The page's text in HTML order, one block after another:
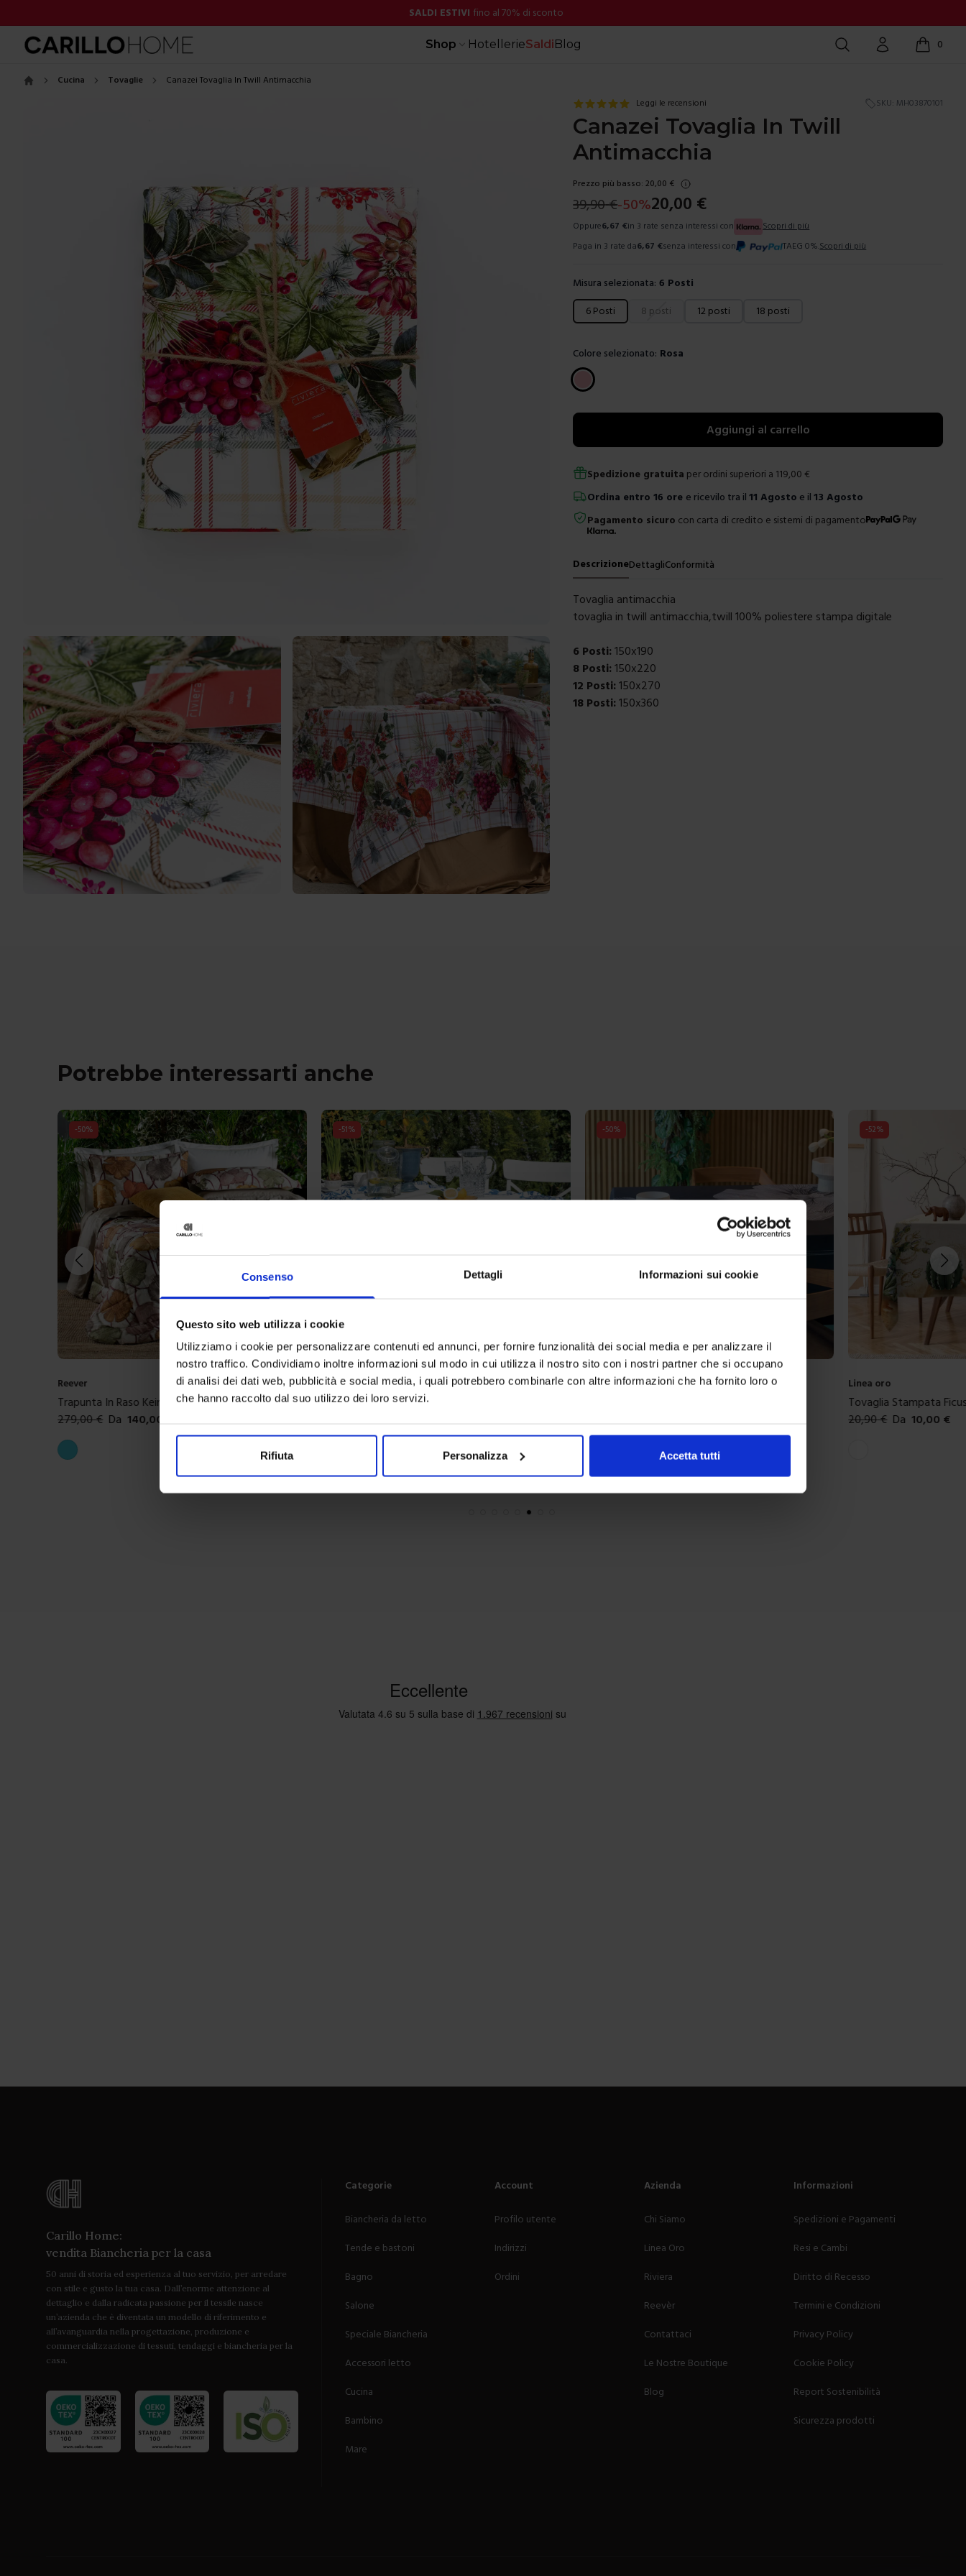
Consenso Dettagli Informazioni sui cookie
Questo sito web utilizza i cookie
Utilizziamo i cookie per personalizzare contenuti ed annunci, per fornire funzionalità dei social media e per analizzare il
nostro traffico. Condividiamo inoltre informazioni sul modo in cui utilizza il nostro sito con i nostri partner che si occupano
di analisi dei dati web, pubblicità e social media, i quali potrebbero combinarle con altre informazioni che ha fornito loro o
che hanno raccolto dal suo utilizzo dei loro servizi.
Rifiuta Personalizza Accetta tutti
SALDI ESTIVI fino al 70% di sconto
Shop HotellerieSaldiBlog Cerca Account 0
items in
Cucina Tovaglie Canazei Tovaglia In Twill Antimacchia
Leggi le recensioni SKU: MH03870101
Canazei Tovaglia In Twill
Antimacchia
Prezzo più basso: 20,00 €
39,90€-50%20,00 €
Oppure6,67 €in 3 rate senza interessi con
Scopri di più
Paga in 3 rate da6,67 €senza interessi con TAEG 0%. Scopri di più
Misura selezionata: 6 Posti
Scegli una misura
6 Posti 8 posti 12 posti 18 posti
Colore selezionato: Rosa
Scegli un colore
Aggiungi al carrello
Spedizione gratuita per ordini superiori a 119,00 €
Ordina entro16 ore e ricevilo tra il11 Agosto e il 13 Agosto
Pagamento sicuro con carta di credito e sistemi di pagamento
DescrizioneDettagliConformità
Tovaglia antimacchia
tovaglia in twill antimacchia,twill 100% poliestere stampa digitale
6 Posti: 150x190
8 Posti: 150x220
12 Posti: 150x270
18 Posti:150x360
Potrebbe interessarti anche
-51%
Riviera
Belinda Tovaglia In Twill Antimacchia
54,90€ Da 27,00 €
Colori disponibili
Blue
-50%
Riviera
Ines Tovaglia In Twill Antimacchia
Colori disponibili
-52%
Linea oro
Colori disponibili
-50%
Linea oro
Set 3 Canovacci In
19,90€ Da 10,00 €
Carillo Home:
vendita Biancheria per la casa
50 anni di storia ed esperienza al tuo servizio, per arredare
con stile e gusto la tua casa. Dall’enorme attenzione al
dettaglio e dalla radicata passione per il tessile nasce
un’azienda che è diventata un modello di riferimento e
all’avanguardia nella progettazione, produzione e
commercializzazione di tessuti, tendaggi e biancheria per la
casa.
Categorie
Biancheria da letto
Tende e bastoni
Bagno
Salone
Speciale Biancheria
Accessori letto
Cucina
Bambino
Mare
Account
Profilo utente
Indirizzi
Ordini
Azienda
Chi Siamo
Linea Oro
Riviera
Reevèr
Contattaci
Le Nostre Boutique
Blog
Informazioni
Spedizioni e Pagamenti
Resi e Cambi
Diritto di Recesso
Termini e Condizioni
Privacy Policy
Cookie Policy
Report Sostenibilità
Sicurezza prodotti